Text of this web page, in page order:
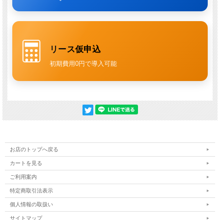
リース仮申込
初期費用0円で導入可能
お店のトップへ戻る
カートを見る
ご利用案内
特定商取引法表示
個人情報の取扱い
サイトマップ